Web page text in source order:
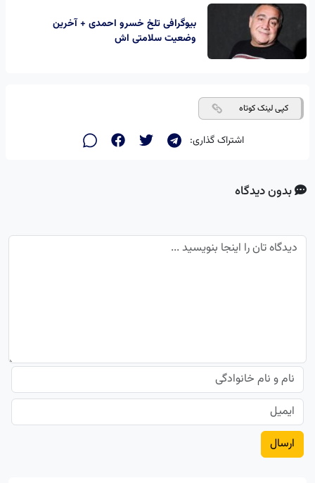
بیوگرافی تلخ خسرو احمدی + آخرین
وضعیت سلامتی اش
کپی لینک کوتاه
اشتراک گذاری:
بدون دیدگاه